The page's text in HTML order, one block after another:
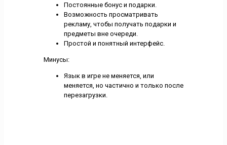
Постоянные бонус и подарки.
Возможность просматривать
рекламу, чтобы получать подарки и
предметы вне очереди.
Простой и понятный интерфейс.
Минусы:
Язык в игре не меняется, или
меняется, но частично и только после
перезагрузки.